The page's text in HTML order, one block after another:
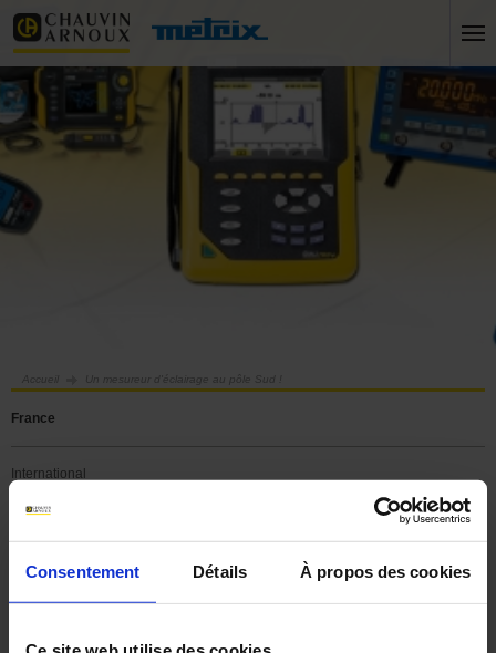
Consentement Détails À propos des cookies
Un mesureur d'éclairage au pôle Sud !
France
International
Un mesureur d'éclairage au
pôle Sud !